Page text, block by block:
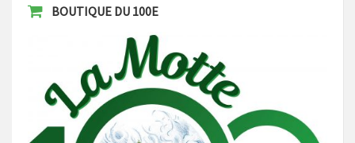
BOUTIQUE DU 100E